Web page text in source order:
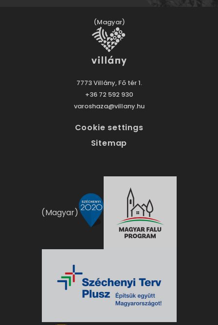
(Magyar)
7773 Villány, Fő tér 1.
+36 72 592 930
varoshaza@villany.hu
Cookie settings
Sitemap
(Magyar)